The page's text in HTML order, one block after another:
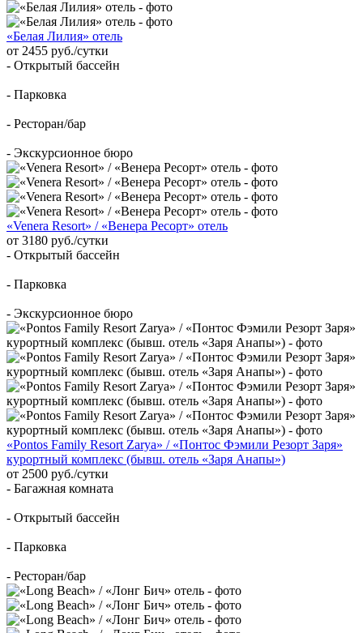
«Белая Лилия» отель
от 2455 руб./сутки
- Открытый бассейн
- Парковка
- Ресторан/бар
- Экскурсионное бюро
«Venera Resort» / «Венера Ресорт» отель
от 3180 руб./сутки
- Открытый бассейн
- Парковка
- Экскурсионное бюро
«Pontos Family Resort Zarya» / «Понтос Фэмили Резорт Заря»
курортный комплекс (бывш. отель «Заря Анапы»)
от 2500 руб./сутки
- Багажная комната
- Открытый бассейн
- Парковка
- Ресторан/бар